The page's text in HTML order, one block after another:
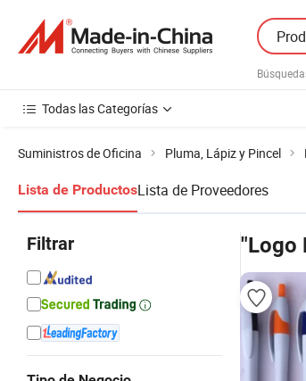
Todas las Categorías
Suministros de Oficina Pluma, Lápiz y Pincel
Lista de ProductosLista de Proveedores
Filtrar "Logo